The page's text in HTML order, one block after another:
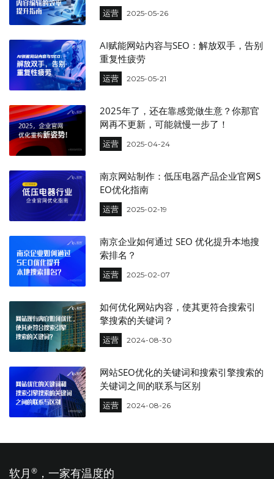
运营 2025-05-26
AI赋能网站内容与SEO：解放双手，告别
重复性疲劳
运营 2025-05-21
2025年了，还在靠感觉做生意？你那官
网再不更新，可能就慢一步了！
运营 2025-04-24
南京网站制作：低压电器产品企业官网S
EO优化指南
运营 2025-02-19
南京企业如何通过 SEO 优化提升本地搜
索排名？
运营 2025-02-07
如何优化网站内容，使其更符合搜索引
擎搜索的关键词？
运营 2024-08-30
网站SEO优化的关键词和搜索引擎搜索的
关键词之间的联系与区别
运营 2024-08-26
软月 ® ，一家有温度的